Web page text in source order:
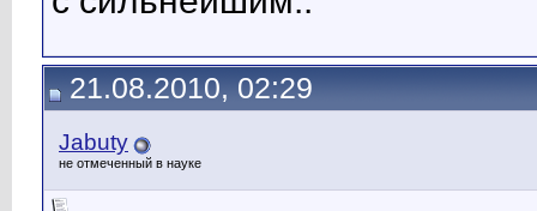
21.08.2010, 02:29
Jabuty
не отмеченный в науке